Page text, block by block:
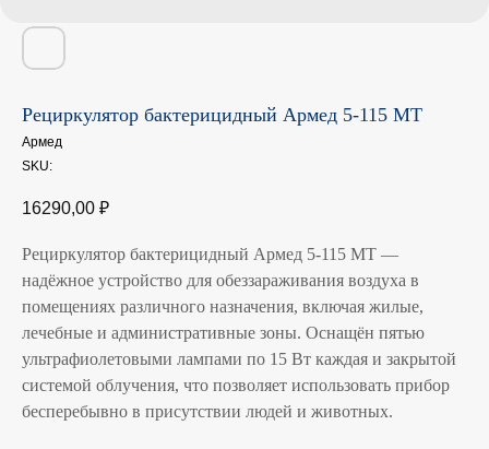
Рециркулятор бактерицидный Армед 5-115 МТ
Армед
SKU:
16290,00 ₽
Рециркулятор бактерицидный Армед 5-115 МТ —
надёжное устройство для обеззараживания воздуха в
помещениях различного назначения, включая жилые,
лечебные и административные зоны. Оснащён пятью
ультрафиолетовыми лампами по 15 Вт каждая и закрытой
системой облучения, что позволяет использовать прибор
бесперебывно в присутствии людей и животных.